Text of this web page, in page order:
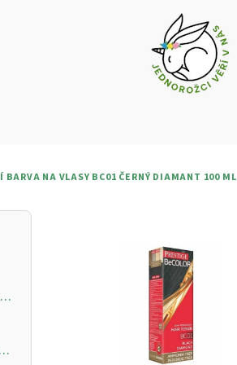
NA VLASY BC01 ČERNÝ DIAMANT 100 ML
Lebelage Vitamin C Pure Cream, 55 ml - Rozjasňující pleťový krém s vitamínem C
SADA NA ČIŠTĚNÍ PLETI ATOMY EVENING CARE - 4 KROKY PRO ČISTOU A ZÁŘIVOU PLEŤ